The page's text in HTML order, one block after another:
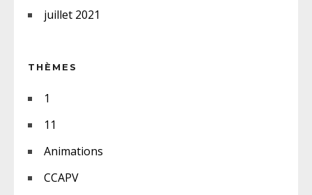
juillet 2021
THÈMES
1
11
Animations
CCAPV